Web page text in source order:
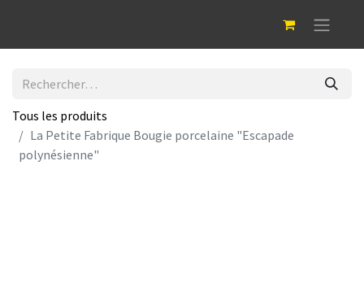
Tous les produits
La Petite Fabrique Bougie porcelaine "Escapade
polynésienne"